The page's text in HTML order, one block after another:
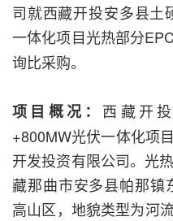
司就西藏开投安多县土
一体化项目光热部分
询比采购。
项目概况： 西藏开
+800MW光伏一体化项
开发投资有限公司。光
藏那曲市安多县帕那镇
高山区，地貌类型为河